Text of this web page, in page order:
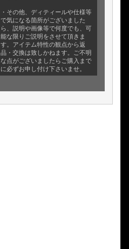
・その他、ディティールや仕様等
で気になる箇所がございました
ら、説明や画像等で何度でも、可
能な限りご説明をさせて頂きま
す。アイテム特性の観点から返
品・交換は致しかねます。ご不明
な点がございましたらご購入まで
に必ずお申し付け下さいませ。